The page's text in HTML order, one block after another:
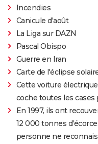
Incendies
Canicule d'août
La Liga sur DAZN
Pascal Obispo
Guerre en Iran
Carte de l'éclipse
Cette voiture
coche toutes les
En 1997, ils ont
12 000 tonnes
personne ne